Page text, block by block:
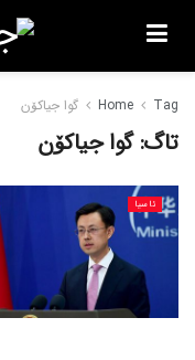
Home Tag گوا جیاکۆن
تاگ:گوا جیاکۆن
ئاسیا